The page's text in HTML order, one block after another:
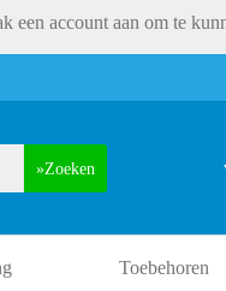
een account aan om te
Zoeken
Toebehoren